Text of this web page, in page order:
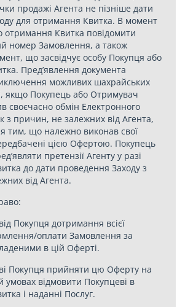
продажі Агента не пізніше дати
для отримання Квитка. В момент
Квитка повідомити
номер Замовлення, а також
що засвідчує особу Покупця або
Пред’явлення документа
можливих шахрайських
якщо Покупець або Отримувач
своєчасно обмін Електронного
з причин, не залежних від Агента,
тим, що належно виконав свої
цією Офертою. Покупець
претензії Агенту у разі
до дати проведення Заходу з
від Агента.
Покупця дотримання всієї
оплати Замовлення за
в цій Оферті.
Покупця прийняти цю Оферту на
умовах відмовити Покупцеві в
і наданні Послуг.